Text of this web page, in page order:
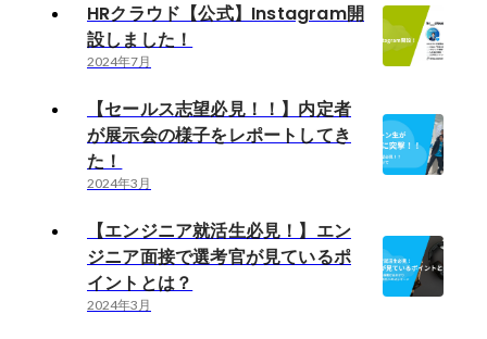
HRクラウド【公式】Instagram開
設しました！
2024年7月
【セールス志望必見！！】内定者
が展示会の様子をレポートしてき
た！
2024年3月
【エンジニア就活生必見！】エン
ジニア面接で選考官が見ているポ
イントとは？
2024年3月